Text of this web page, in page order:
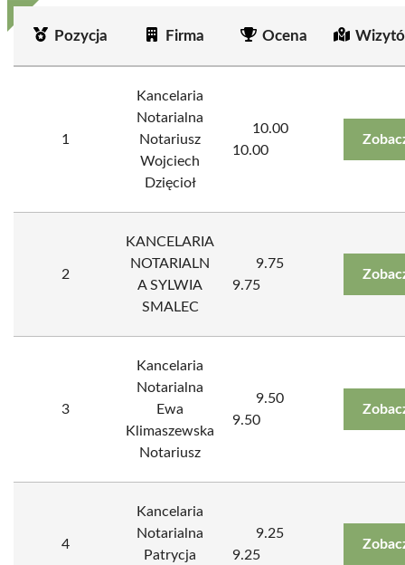
Pozycja Firma Ocena
1
Kancelaria
Notarialna
Notariusz
Wojciech
Dzięcioł
10.00
10.00
2
KANCELARIA
NOTARIALN
A SYLWIA
SMALEC
9.75
9.75
3
Kancelaria
Notarialna
Ewa
Klimaszewska
Notariusz
9.50
9.50
4
Kancelaria
Notarialna
Patrycja
9.25
9.25